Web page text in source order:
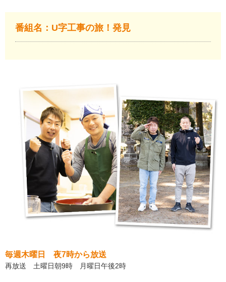
番組名：U字工事の旅！発見
毎週木曜日 夜7時から放送
再放送 土曜日朝9時 月曜日午後2時